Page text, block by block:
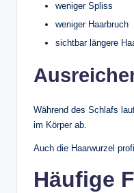
weniger Spliss
weniger Haarbruch
sichtbar längere
Während des Schlafs
im Körper ab.
Auch die Haarwurzel
Häufige